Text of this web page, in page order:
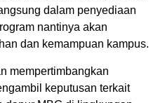
dalam penyediaan
nantinya akan
dan kemampuan kampus.
mempertimbangkan
keputusan terkait